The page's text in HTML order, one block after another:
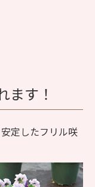
ます！
定したフリル咲